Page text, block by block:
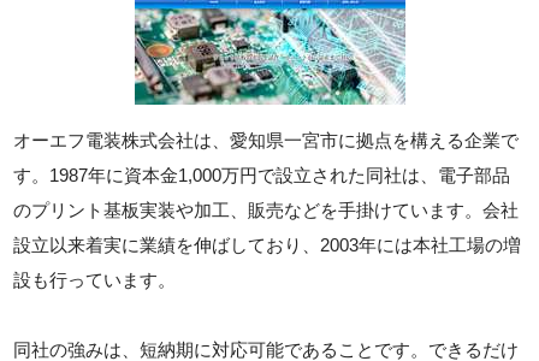
オーエフ電装株式会社は、愛知県一宮市に拠点を構える企業で
す。1987年に資本金1,000万円で設立された同社は、電子部品
のプリント基板実装や加工、販売などを手掛けています。会社
設立以来着実に業績を伸ばしており、2003年には本社工場の増
設も行っています。
同社の強みは、短納期に対応可能であることです。できるだけ